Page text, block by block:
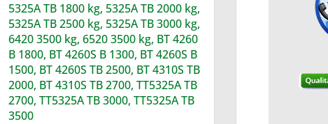
5325A TB 1800 kg, 5325A TB 2000 kg,
5325A TB 2500 kg, 5325A TB 3000 kg,
6420 3500 kg, 6520 3500 kg, BT 4260
B 1800, BT 4260S B 1300, BT 4260S B
1500, BT 4260S TB 2500, BT 4310S TB
2000, BT 4310S TB 2700, TT5325A TB
2700, TT5325A TB 3000, TT5325A TB
3500